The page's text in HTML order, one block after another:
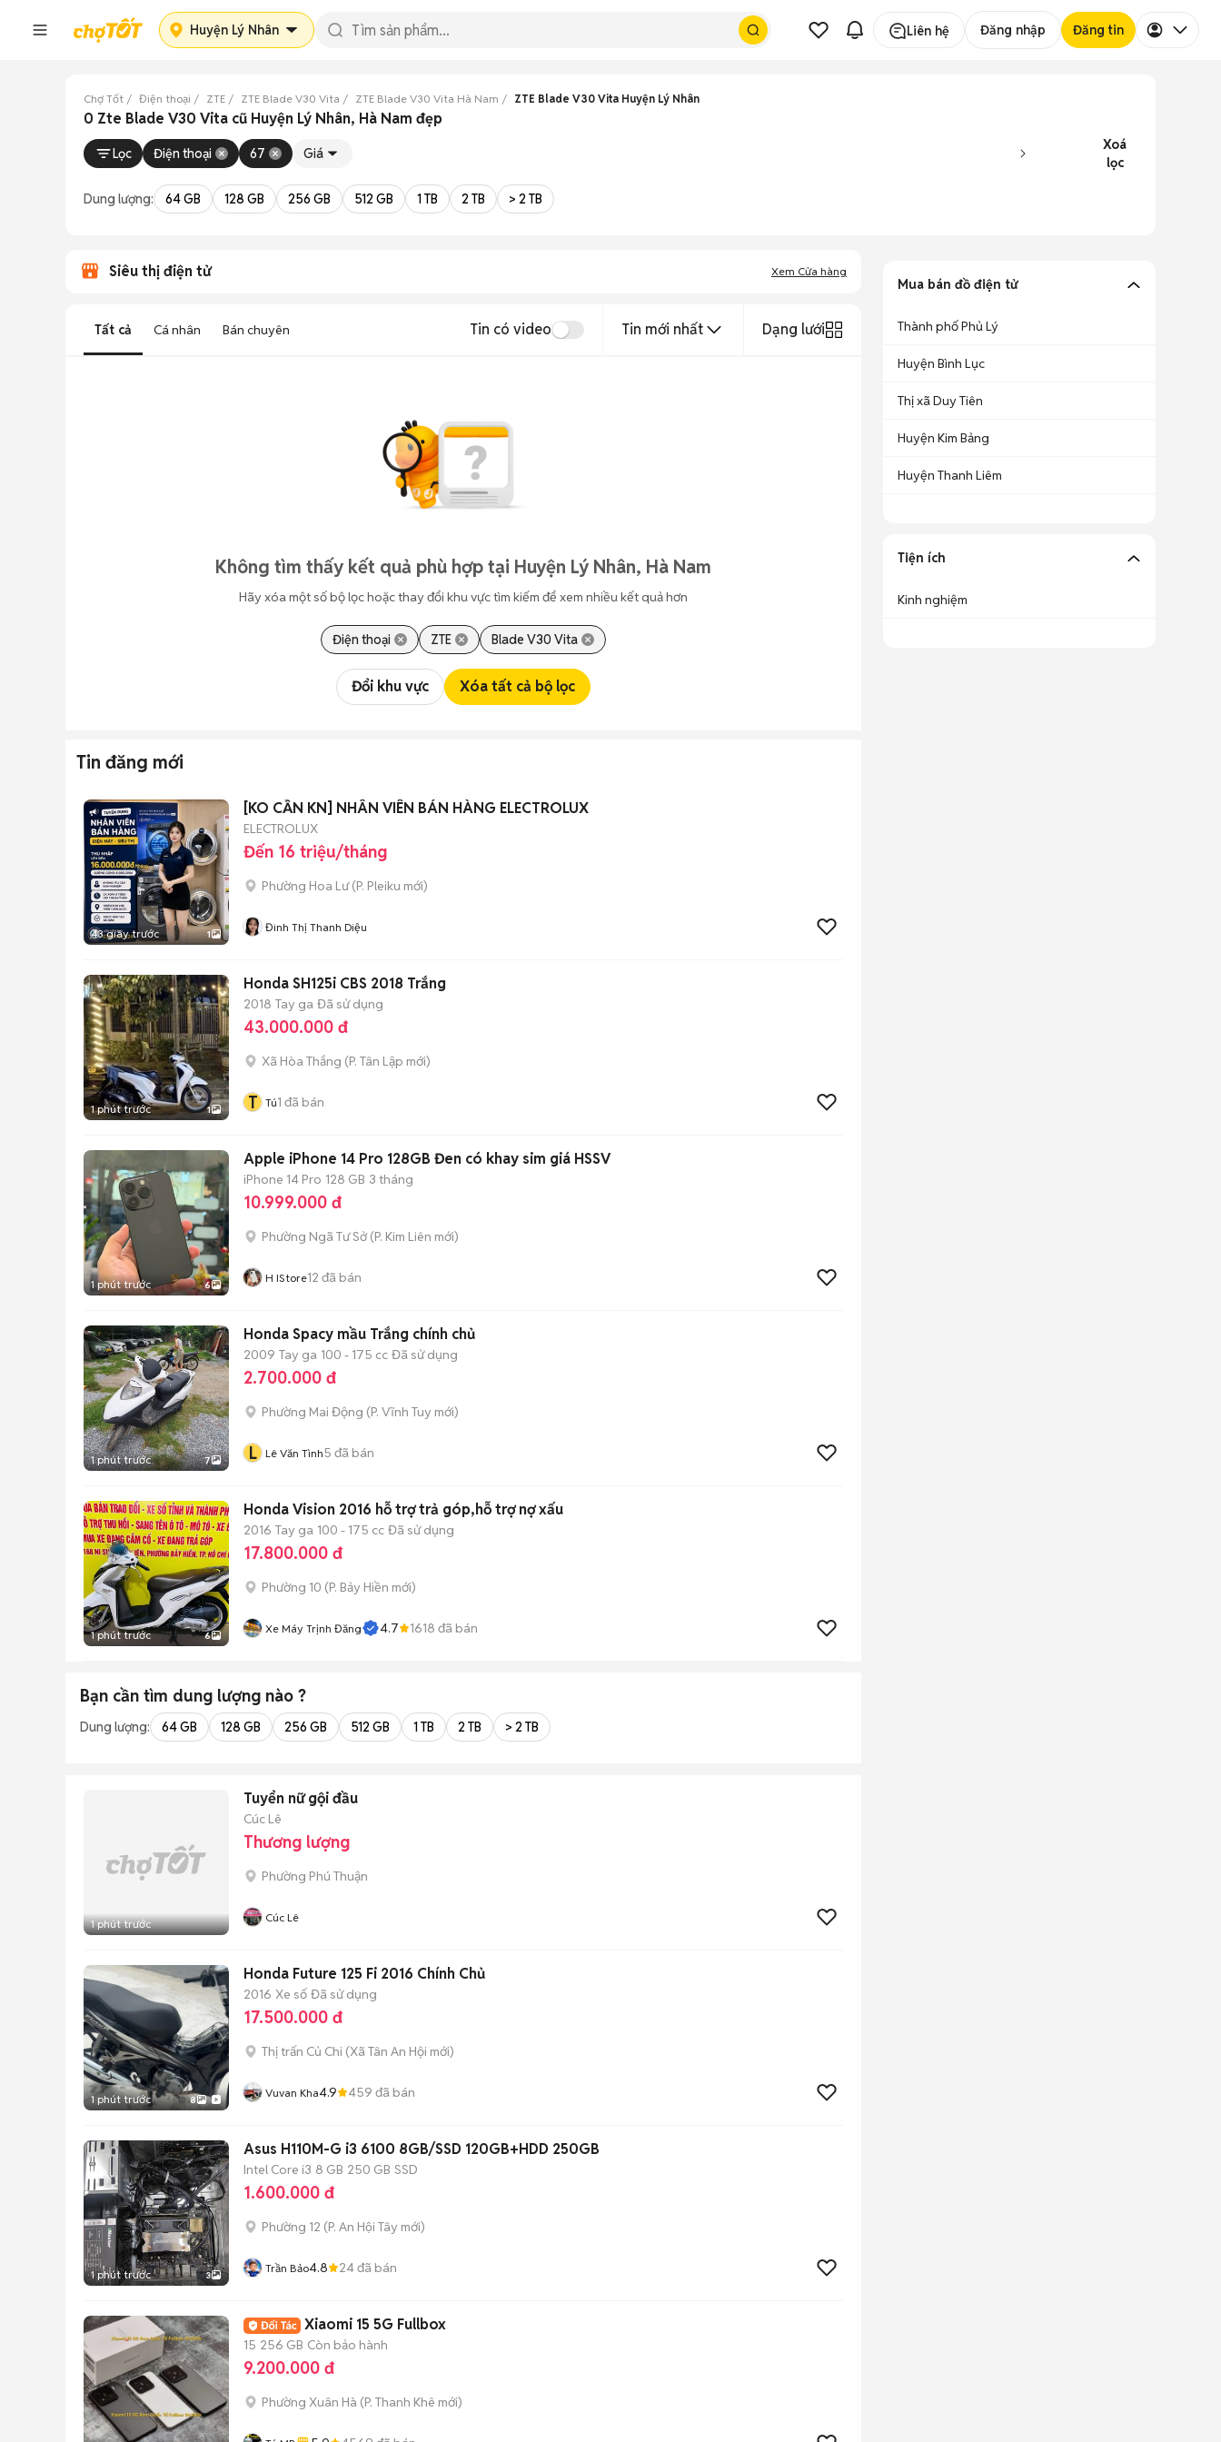
Huyện Lý Nhân Liên hệ Đăng nhập Đăng tin
Chợ Tốt Điện thoại ZTE ZTE Blade V30 Vita ZTE Blade V30 Vita Hà Nam ZTE Blade V30 Vita Huyện Lý Nhân
0 Zte Blade V30 Vita cũ Huyện Lý Nhân, Hà Nam đẹp
Lọc Điện thoại 67 Giá
Xoá
lọc
Dung lượng: 64 GB 128 GB 256 GB 512 GB 1 TB 2 TB > 2 TB
Siêu thị điện tử Xem Cửa hàng
Tất cả Cá nhân Bán chuyên Tin có video Tin mới nhất Dạng lưới
Không tìm thấy kết quả phù hợp tại Huyện Lý Nhân, Hà Nam
Hãy xóa một số bộ lọc hoặc thay đổi khu vực tìm kiếm để xem nhiều kết quả hơn
Điện thoại ZTE Blade V30 Vita
Đổi khu vực Xóa tất cả bộ lọc
Tin đăng mới
43 giây trước 1
[KO CẦN KN] NHÂN VIÊN BÁN HÀNG ELECTROLUX
ELECTROLUX
Đến 16 triệu/tháng
Phường Hoa Lư(P. Pleiku mới)
Đinh Thị Thanh Diệu
1 phút trước 1
Honda SH125i CBS 2018 Trắng
2018 Tay ga Đã sử dụng
43.000.000 đ
Xã Hòa Thắng (P. Tân Lập mới)
T Tú1 đã bán
1 phút trước 6
Apple iPhone 14 Pro 128GB Đen có khay sim giá HSSV
iPhone 14 Pro 128 GB 3 tháng
10.999.000 đ
Phường Ngã Tư Sở(P. Kim Liên mới)
H IStore12 đã bán
1 phút trước 7
Honda Spacy mầu Trắng chính chủ
2009 Tay ga 100 - 175 cc Đã sử dụng
2.700.000 đ
Phường Mai Động (P. Vĩnh Tuy mới)
L Lê Văn Tình5 đã bán
1 phút trước 6
Honda Vision 2016 hỗ trợ trả góp,hỗ trợ nợ xấu
2016 Tay ga 100 - 175 cc Đã sử dụng
17.800.000 đ
Phường 10 (P. Bảy Hiền mới)
Xe Máy Trịnh Đăng 4.7 1618 đã bán
Bạn cần tìm dung lượng nào ?
Dung lượng: 64 GB 128 GB 256 GB 512 GB 1 TB 2 TB > 2 TB
1 phút trước
Tuyển nữ gội đầu
Cúc Lê
Thương lượng
Phường Phú Thuận
Cúc Lê
1 phút trước 8
Honda Future 125 Fi 2016 Chính Chủ
2016 Xe số Đã sử dụng
17.500.000 đ
Thị trấn Củ Chi (Xã Tân An Hội mới)
Vuvan Kha4.9 459 đã bán
1 phút trước 3
Asus H110M-G i3 6100 8GB/SSD 120GB+HDD 250GB
Intel Core i3 8 GB 250 GB SSD
1.600.000 đ
Phường 12 (P. An Hội Tây mới)
Trần Bảo4.8 24đã bán
Xiaomi 15 5G Fullbox
15 256 GB Còn bảo hành
9.200.000 đ
Phường Xuân Hà (P. Thanh Khê mới)
Mua bán đồ điện tử
Thành phố Phủ Lý
Huyện Bình Lục
Thị xã Duy Tiên
Huyện Kim Bảng
Huyện Thanh Liêm
Tiện ích
Kinh nghiệm